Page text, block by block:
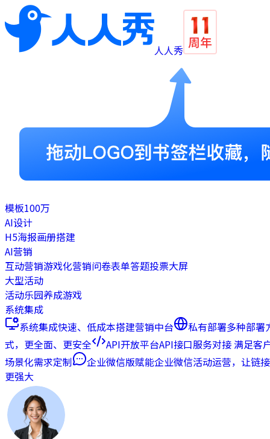
人人秀
模板100万
AI设计
H5海报画册搭建
AI营销
互动营销游戏化营销问卷表单答题投票大屏
大型活动
活动乐园养成游戏
系统集成
系统集成快速、低成本搭建营销中台 私有部署多种部署
式，更全面、更安全
API开放平台API接口服务对接 满足客
场景化需求定制
企业微信版赋能企业微信活动运营，让链接
更强大